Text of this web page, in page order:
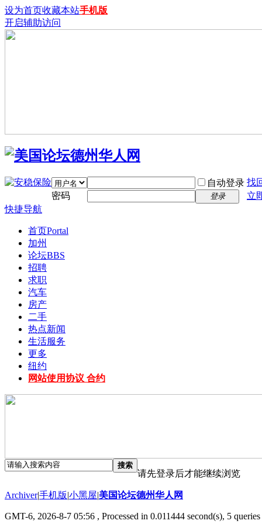
设为首页收藏本站手机版
开启辅助访问
自动登录 找
密码
登录
立
快捷导航
首页Portal
加州
论坛BBS
招聘
求职
汽车
房产
二手
热点新闻
生活服务
更多
纽约
网站使用协议 合约
搜索
请先登录后才能继续浏览
Archiver|手机版|小黑屋|美国论坛德州华人网
GMT-6, 2026-8-7 05:56 , Processed in 0.011444 second(s), 5 queries